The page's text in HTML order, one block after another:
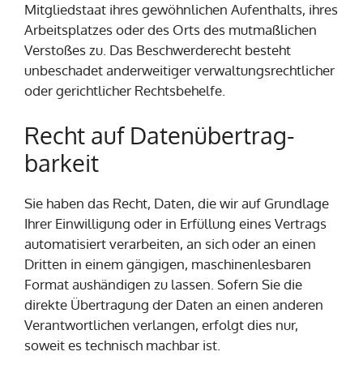
Mitgliedstaat ihres gewöhnlichen Aufenthalts, ihres
Arbeitsplatzes oder des Orts des mutmaßlichen
Verstoßes zu. Das Beschwerderecht besteht
unbeschadet anderweitiger verwaltungsrechtlicher
oder gerichtlicher Rechtsbehelfe.
Recht auf Daten­übertrag­
barkeit
Sie haben das Recht, Daten, die wir auf Grundlage
Ihrer Einwilligung oder in Erfüllung eines Vertrags
automatisiert verarbeiten, an sich oder an einen
Dritten in einem gängigen, maschinenlesbaren
Format aushändigen zu lassen. Sofern Sie die
direkte Übertragung der Daten an einen anderen
Verantwortlichen verlangen, erfolgt dies nur,
soweit es technisch machbar ist.